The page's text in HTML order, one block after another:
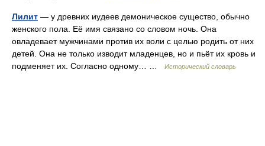
Лилит — у древних иудеев демоническое существо, обычно
женского пола. Её имя связано со словом ночь. Она
овладевает мужчинами против их воли с целью родить от них
детей. Она не только изводит младенцев, но и пьёт их кровь и
подменяет их. Согласно одному… …
Исторический словарь